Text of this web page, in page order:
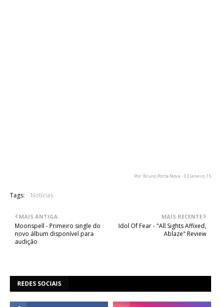
Por: Bruno Porta Nova - 03 Janeiro 15
Tags: Notícias
MAIS RECENTE
Idol Of Fear - "All Sights Affixed,
Ablaze" Review
MAIS ANTIGA
Moonspell - Primeiro single do
novo álbum disponível para
audição
REDES SOCIAIS